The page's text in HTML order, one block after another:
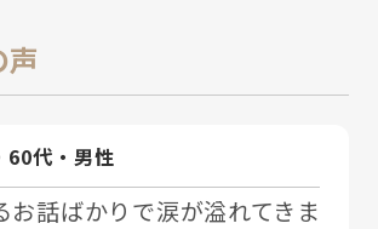
60代・男性
お話ばかりで涙が溢れてきま